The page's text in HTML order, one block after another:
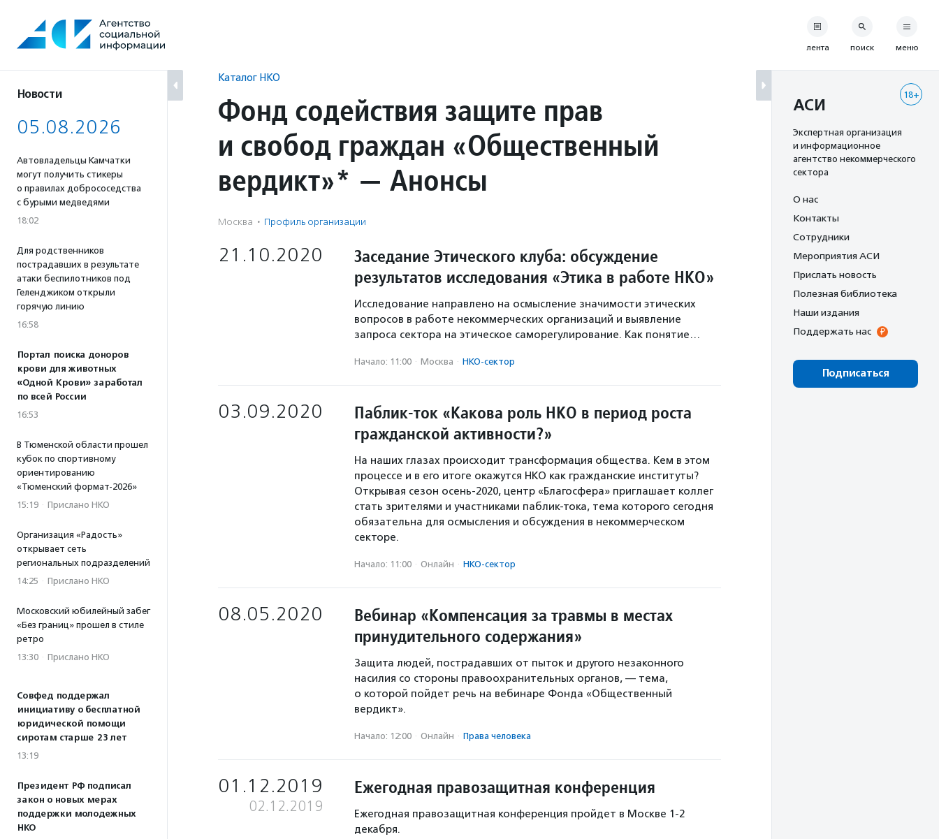
содержанию
Новости
05.08.2026
Автовладельцы Камчатки
могут получить стикеры
о правилах добрососедства
с бурыми медведями
18:02
Для родственников
пострадавших в результате
атаки беспилотников под
Геленджиком открыли
горячую линию
16:58
Портал поиска доноров
крови для животных
«Одной Крови» заработал
по всей России
16:53
В Тюменской области прошел
кубок по спортивному
ориентированию
«Тюменский формат-2026»
15:19 · Прислано НКО
Организация «Радость»
открывает сеть
региональных подразделений
14:25 · Прислано НКО
Московский юбилейный забег
«Без границ» прошел в стиле
ретро
13:30 · Прислано НКО
Совфед поддержал
инициативу о бесплатной
юридической помощи
сиротам старше 23 лет
13:19
Президент РФ подписал
закон о новых мерах
поддержки молодежных
НКО
Каталог НКО
Фонд содействия защите прав
и свобод граждан «Общественный
вердикт»* — Анонсы
Москва · Профиль организации
21.10.2020
Заседание Этического клуба: обсуждение
результатов исследования «Этика в работе НКО»
Исследование направлено на осмысление значимости этических
вопросов в работе некоммерческих организаций и выявление
запроса сектора на этическое саморегулирование. Как понятие…
Начало: 11:00 · Москва · НКО-сектор
03.09.2020
Паблик-ток «Какова роль НКО в период роста
гражданской активности?»
На наших глазах происходит трансформация общества. Кем в этом
процессе и в его итоге окажутся НКО как гражданские институты?
Открывая сезон осень-2020, центр «Благосфера» приглашает коллег
стать зрителями и участниками паблик-тока, тема которого сегодня
обязательна для осмысления и обсуждения в некоммерческом
секторе.
Начало: 11:00 · Онлайн · НКО-сектор
08.05.2020
Вебинар «Компенсация за травмы в местах
принудительного содержания»
Защита людей, пострадавших от пыток и другого незаконного
насилия со стороны правоохранительных органов, — тема,
о которой пойдет речь на вебинаре Фонда «Общественный
вердикт».
Начало: 12:00 · Онлайн · Права человека
01.12.2019
02.12.2019
Ежегодная правозащитная конференция
Ежегодная правозащитная конференция пройдет в Москве 1-2
декабря.
лента поиск меню
18+
АСИ
Экспертная организация
и информационное
агентство некоммерческого
сектора
О нас
Контакты
Сотрудники
Мероприятия АСИ
Прислать новость
Полезная библиотека
Наши издания
Поддержать нас
Подписаться